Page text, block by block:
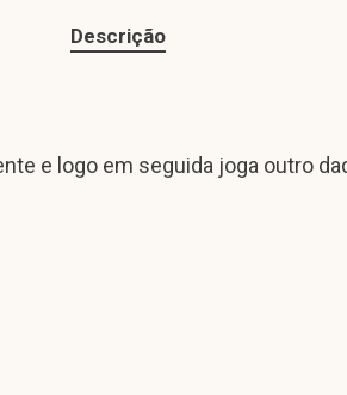
Descrição
e logo em seguida joga outro